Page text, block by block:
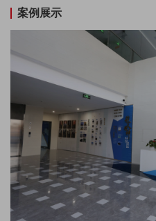
艺点意创从整体发展策略入手，为零壹
形象升级。
案例展示